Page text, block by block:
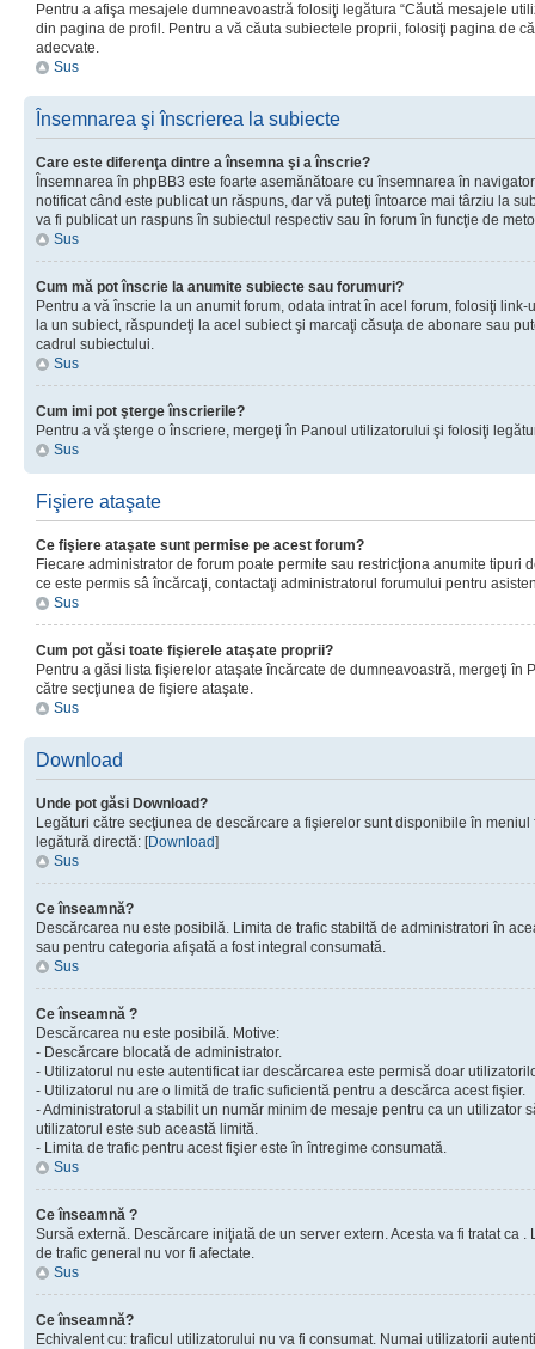
Pentru a afişa mesajele dumneavoastră folosiţi legătura “Căută mesajele
din pagina de profil. Pentru a vă căuta subiectele proprii, folosiţi pagina de
adecvate.
Sus
Însemnarea şi înscrierea la subiecte
Care este diferenţa dintre a însemna şi a înscrie?
Însemnarea în phpBB3 este foarte asemănătoare cu însemnarea în
notificat când este publicat un răspuns, dar vă puteţi întoarce mai târziu la
va fi publicat un raspuns în subiectul respectiv sau în forum în funcţie de
Sus
Cum mă pot înscrie la anumite subiecte sau forumuri?
Pentru a vă înscrie la un anumit forum, odata intrat în acel forum, folosiţi
la un subiect, răspundeţi la acel subiect şi marcaţi căsuţa de abonare sau
cadrul subiectului.
Sus
Cum imi pot şterge înscrierile?
Pentru a vă şterge o înscriere, mergeţi în Panoul utilizatorului şi folosiţi
Sus
Fişiere ataşate
Ce fişiere ataşate sunt permise pe acest forum?
Fiecare administrator de forum poate permite sau restricţiona anumite tipuri
ce este permis sâ încărcaţi, contactaţi administratorul forumului pentru
Sus
Cum pot găsi toate fişierele ataşate proprii?
Pentru a găsi lista fişierelor ataşate încărcate de dumneavoastră, mergeţi în
către secţiunea de fişiere ataşate.
Sus
Download
Unde pot găsi Download?
Legături către secţiunea de descărcare a fişierelor sunt disponibile în
legătură directă: [Download]
Sus
Ce înseamnă?
Descărcarea nu este posibilă. Limita de trafic stabiltă de administratori în
sau pentru categoria afişată a fost integral consumată.
Sus
Ce înseamnă ?
Descărcarea nu este posibilă. Motive:
- Descărcare blocată de administrator.
- Utilizatorul nu este autentificat iar descărcarea este permisă doar
- Utilizatorul nu are o limită de trafic suficientă pentru a descărca acest fişier.
- Administratorul a stabilit un număr minim de mesaje pentru ca un utilizator
utilizatorul este sub această limită.
- Limita de trafic pentru acest fişier este în întregime consumată.
Sus
Ce înseamnă ?
Sursă externă. Descărcare iniţiată de un server extern. Acesta va fi tratat ca
de trafic general nu vor fi afectate.
Sus
Ce înseamnă?
Echivalent cu: traficul utilizatorului nu va fi consumat. Numai utilizatorii